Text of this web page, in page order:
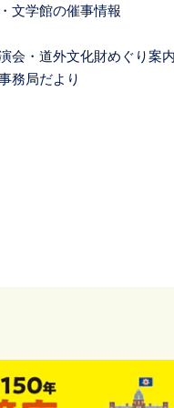
文学館の催事情報
会・道外文化財めぐり案
務局だより